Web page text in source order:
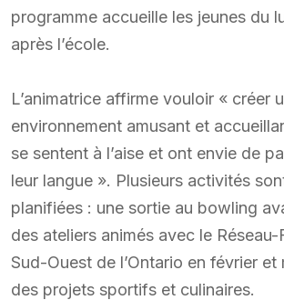
programme accueille les jeunes du
après l’école.
L’animatrice affirme vouloir « créer
environnement amusant et
se sentent à l’aise et ont envie de
leur langue ». Plusieurs activités
planifiées : une sortie au bowling
des ateliers animés avec le Réseau-
Sud-Ouest de l’Ontario en février et
des projets sportifs et culinaires.